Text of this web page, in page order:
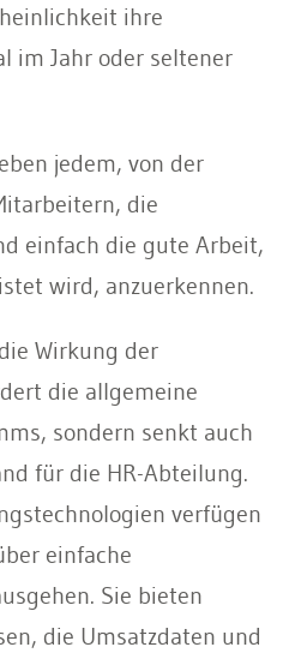
ihre
im Jahr oder seltener
jedem, von der
die
einfach die gute Arbeit,
wird, anzuerkennen.
Wirkung der
die allgemeine
sondern senkt auch
für die HR-Abteilung.
verfügen
einfache
Sie bieten
die Umsatzdaten und